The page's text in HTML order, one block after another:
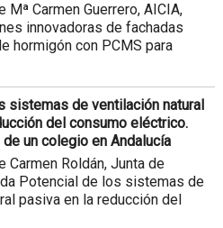
Mª Carmen Guerrero, AICIA,
innovadoras de fachadas
hormigón con PCMS para
sistemas de ventilación natural
del consumo eléctrico.
un colegio en Andalucía
Carmen Roldán, Junta de
Potencial de los sistemas de
pasiva en la reducción del